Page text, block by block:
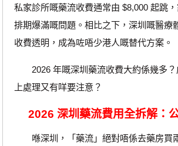
私家診所嘅藥流收費通常由 $8,000 起跳
排期爆滿嘅問題。相比之下，深圳嘅醫療
收費透明，成為咗唔少港人嘅替代方案。
2026 年嘅深圳藥流收費大約係幾多？
上處理又有咩要注意？
2026 深圳藥流費用全拆解：
喺深圳，「藥流」絕對唔係去藥房買